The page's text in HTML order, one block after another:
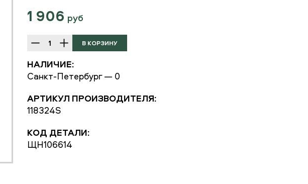
1 906 руб
НАЛИЧИЕ:
Санкт-Петербург — 0
АРТИКУЛ ПРОИЗВОДИТЕЛЯ:
118324S
КОД ДЕТАЛИ:
ЩН106614